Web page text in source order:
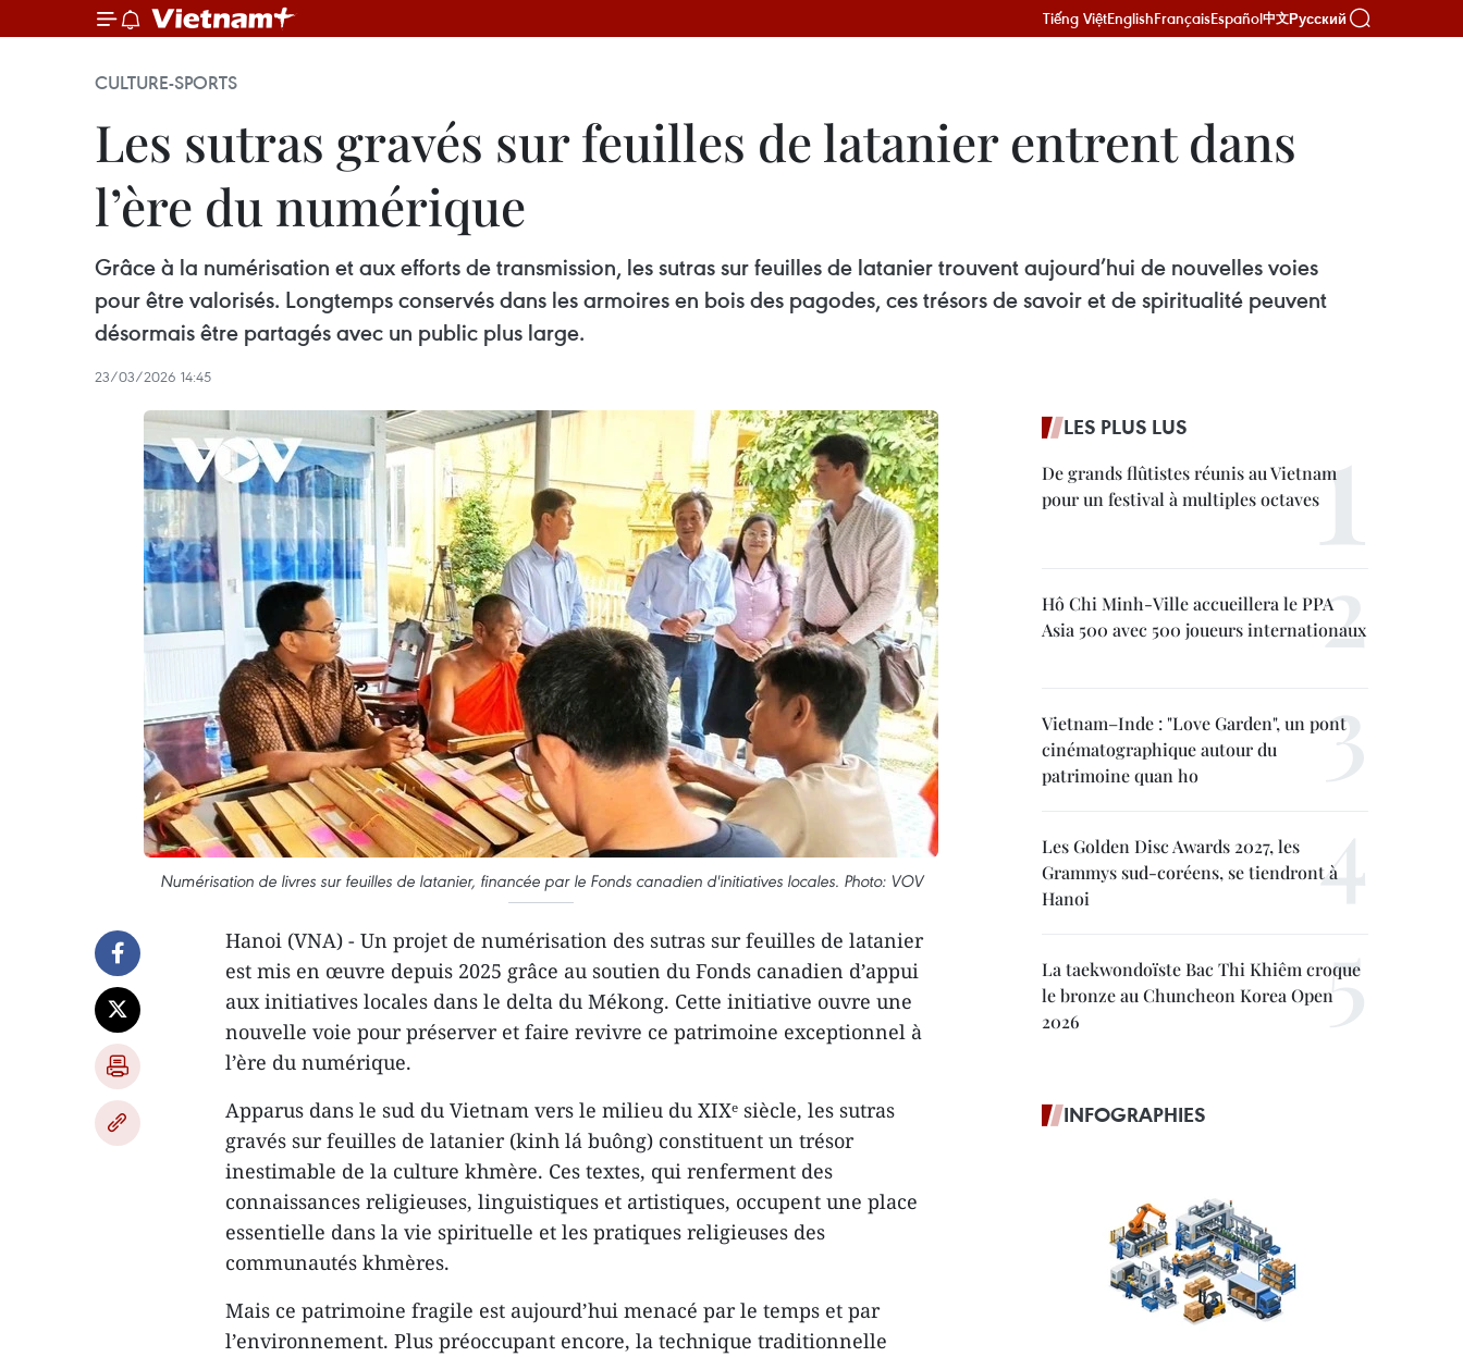
Tiếng ViệtEnglishFrançaisEspañol中文Русский
CULTURE-SPORTS
Les sutras gravés sur feuilles de latanier entrent dans
l’ère du numérique
Grâce à la numérisation et aux efforts de transmission, les sutras sur feuilles de latanier trouvent aujourd’hui de nouvelles voies
pour être valorisés. Longtemps conservés dans les armoires en bois des pagodes, ces trésors de savoir et de spiritualité peuvent
désormais être partagés avec un public plus large.
23/03/2026 14:45
Numérisation de livres sur feuilles de latanier, financée par le Fonds canadien d'initiatives locales. Photo: VOV
Hanoi (VNA) - Un projet de numérisation des sutras sur feuilles de latanier
est mis en œuvre depuis 2025 grâce au soutien du Fonds canadien d’appui
aux initiatives locales dans le delta du Mékong. Cette initiative ouvre une
nouvelle voie pour préserver et faire revivre ce patrimoine exceptionnel à
l’ère du numérique.
Apparus dans le sud du Vietnam vers le milieu du XIXᵉ siècle, les sutras
gravés sur feuilles de latanier (kinh lá buông) constituent un trésor
inestimable de la culture khmère. Ces textes, qui renferment des
connaissances religieuses, linguistiques et artistiques, occupent une place
essentielle dans la vie spirituelle et les pratiques religieuses des
communautés khmères.
Mais ce patrimoine fragile est aujourd’hui menacé par le temps et par
l’environnement. Plus préoccupant encore, la technique traditionnelle
LES PLUS LUS
De grands flûtistes réunis au Vietnam
pour un festival à multiples octaves
Hô Chi Minh-Ville accueillera le PPA
Asia 500 avec 500 joueurs internationaux
Vietnam–Inde : "Love Garden", un pont
cinématographique autour du
patrimoine quan ho
Les Golden Disc Awards 2027, les
Grammys sud-coréens, se tiendront à
Hanoi
La taekwondoïste Bac Thi Khiêm croque
le bronze au Chuncheon Korea Open
2026
INFOGRAPHIES